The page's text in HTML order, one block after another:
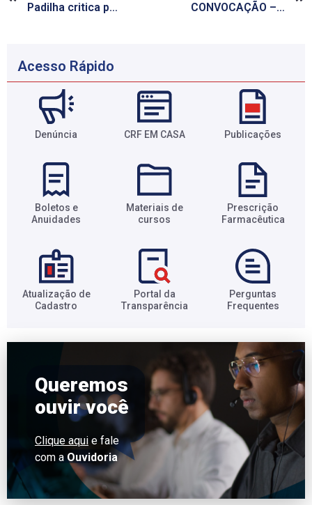
Padilha critica protesto de profissionais de saúde contra o Mais Médicos CONVOCAÇÃO – SINDFAL
Acesso Rápido
Denúncia CRF EM CASA Publicações
Boletos e
Anuidades​
Materiais de
cursos​
Prescrição
Farmacêutica​
Atualização de
Cadastro​
Portal da
Transparência​
Perguntas
Frequentes​
Queremos
ouvir você
Clique aqui e fale
com a Ouvidoria